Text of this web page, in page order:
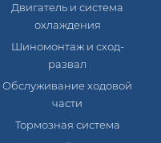
Двигатель и система
охлаждения
Шиномонтаж и сход-
развал
Обслуживание ходовой
части
Тормозная система